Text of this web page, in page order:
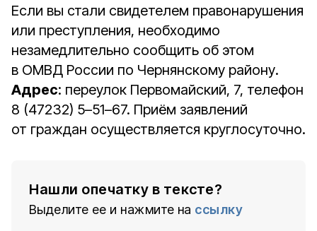
Если вы стали свидетелем правонарушения
или преступления, необходимо
незамедлительно сообщить об этом
в ОМВД России по Чернянскому району.
Адрес: переулок Первомайский, 7, телефон
8 (47232) 5–51–67. Приём заявлений
от граждан осуществляется круглосуточно.
Нашли опечатку в тексте?
Выделите ее и нажмите на ссылку